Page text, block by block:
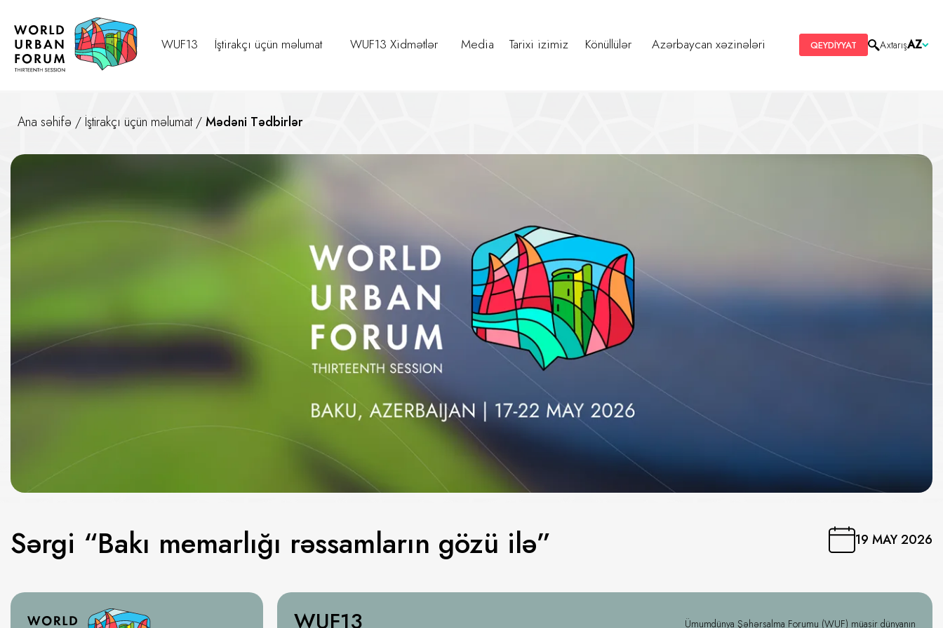
WUF13 İştirakçı üçün məlumat WUF13 Xidmətlər Media Tarixi izimiz Könüllülər Azərbaycan xəzinələri QEYDİYYAT AxtarışAZ
Ana səhifə / İştirakçı üçün məlumat/Mədəni Tədbirlər
Sərgi “Bakı memarlığı rəssamların gözü ilə” 19 MAY 2026
WUF13 Ümumdünya Şəhərsalma Forumu (WUF) müasir dünyanın